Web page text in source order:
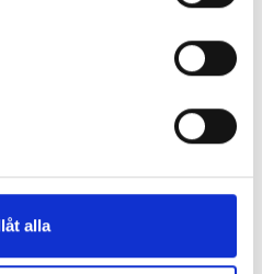
alla